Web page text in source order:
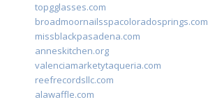
topgglasses.com
broadmoornailsspacoloradosprings.com
missblackpasadena.com
anneskitchen.org
valenciamarketytaqueria.com
reefrecordsllc.com
alawaffle.com